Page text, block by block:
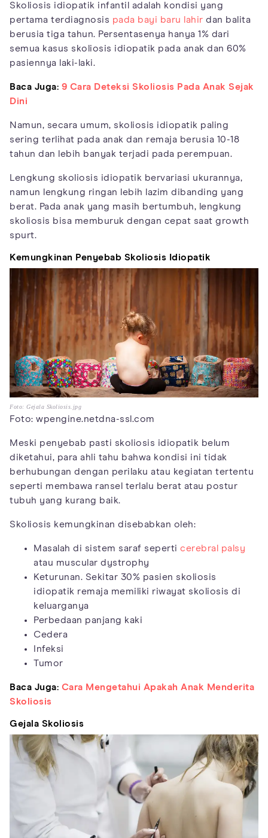
Skoliosis idiopatik infantil adalah kondisi yang
pertama terdiagnosis pada bayi baru lahir dan balita
berusia tiga tahun. Persentasenya hanya 1% dari
semua kasus skoliosis idiopatik pada anak dan 60%
pasiennya laki-laki.
Baca Juga: 9 Cara Deteksi Skoliosis Pada Anak Sejak
Dini
Namun, secara umum, skoliosis idiopatik paling
sering terlihat pada anak dan remaja berusia 10-18
tahun dan lebih banyak terjadi pada perempuan.
Lengkung skoliosis idiopatik bervariasi ukurannya,
namun lengkung ringan lebih lazim dibanding yang
berat. Pada anak yang masih bertumbuh, lengkung
skoliosis bisa memburuk dengan cepat saat growth
spurt.
Kemungkinan Penyebab Skoliosis Idiopatik
Foto: Gejala Skoliosis.jpg
Foto: wpengine.netdna-ssl.com
Meski penyebab pasti skoliosis idiopatik belum
diketahui, para ahli tahu bahwa kondisi ini tidak
berhubungan dengan perilaku atau kegiatan tertentu
seperti membawa ransel terlalu berat atau postur
tubuh yang kurang baik.
Skoliosis kemungkinan disebabkan oleh:
Masalah di sistem saraf seperti cerebral palsy
atau muscular dystrophy
Keturunan. Sekitar 30% pasien skoliosis
idiopatik remaja memiliki riwayat skoliosis di
keluarganya
Perbedaan panjang kaki
Cedera
Infeksi
Tumor
Baca Juga: Cara Mengetahui Apakah Anak Menderita
Skoliosis
Gejala Skoliosis